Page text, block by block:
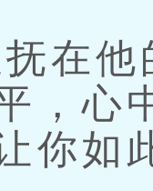
在他
，心
你如